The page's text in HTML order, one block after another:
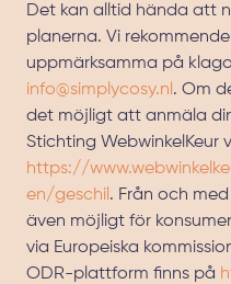
Det kan alltid hända att
planerna. Vi
uppmärksamma på
info@simplycosy.nl . Om
det möjligt att anmäla
Stichting WebwinkelKeur
https://
en/geschil . Från och
även möjligt för
via Europeiska
ODR-plattform finns på